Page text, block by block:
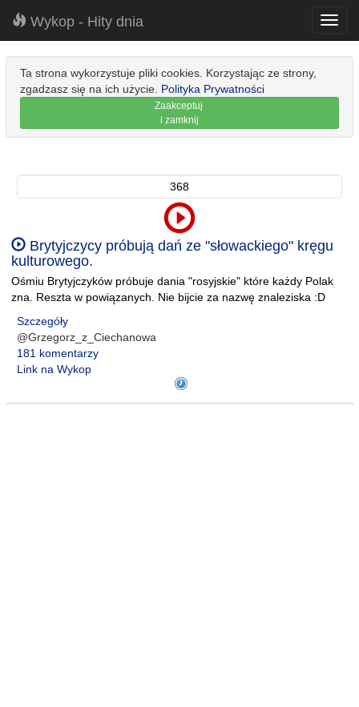
Wykop - Hity dnia
Ta strona wykorzystuje pliki cookies. Korzystając ze strony,
zgadzasz się na ich użycie. Polityka Prywatności
Zaakceptuj
i zamknij
368
Brytyjczycy próbują dań ze "słowackiego" kręgu
kulturowego.
Ośmiu Brytyjczyków próbuje dania "rosyjskie" które każdy Polak
zna. Reszta w powiązanych. Nie bijcie za nazwę znaleziska :D
Szczegóły
@Grzegorz_z_Ciechanowa
181 komentarzy
Link na Wykop